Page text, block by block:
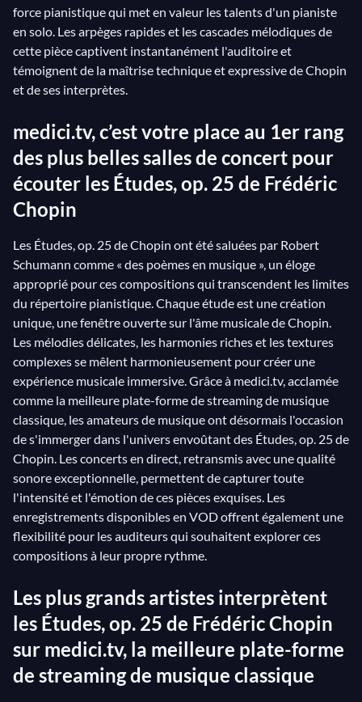
force pianistique qui met en valeur les talents d'un pianiste
en solo. Les arpèges rapides et les cascades mélodiques de
cette pièce captivent instantanément l'auditoire et
témoignent de la maîtrise technique et expressive de Chopin
et de ses interprètes.
medici.tv, c’est votre place au 1er rang
des plus belles salles de concert pour
écouter les Études, op. 25 de Frédéric
Chopin
Les Études, op. 25 de Chopin ont été saluées par Robert
Schumann comme « des poèmes en musique », un éloge
approprié pour ces compositions qui transcendent les limites
du répertoire pianistique. Chaque étude est une création
unique, une fenêtre ouverte sur l'âme musicale de Chopin.
Les mélodies délicates, les harmonies riches et les textures
complexes se mêlent harmonieusement pour créer une
expérience musicale immersive. Grâce à medici.tv, acclamée
comme la meilleure plate-forme de streaming de musique
classique, les amateurs de musique ont désormais l'occasion
de s'immerger dans l'univers envoûtant des Études, op. 25 de
Chopin. Les concerts en direct, retransmis avec une qualité
sonore exceptionnelle, permettent de capturer toute
l'intensité et l'émotion de ces pièces exquises. Les
enregistrements disponibles en VOD offrent également une
flexibilité pour les auditeurs qui souhaitent explorer ces
compositions à leur propre rythme.
Les plus grands artistes interprètent
les Études, op. 25 de Frédéric Chopin
sur medici.tv, la meilleure plate-forme
de streaming de musique classique